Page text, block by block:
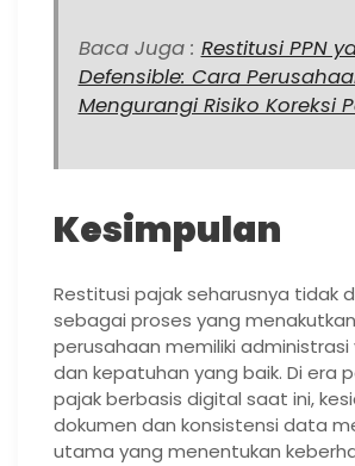
Baca Juga : Restitusi PPN
Defensible: Cara
Mengurangi Risiko Koreksi
Kesimpulan
Restitusi pajak seharusnya tidak
sebagai proses yang
perusahaan memiliki
dan kepatuhan yang baik. Di era
pajak berbasis digital saat ini,
dokumen dan konsistensi data
utama yang menentukan